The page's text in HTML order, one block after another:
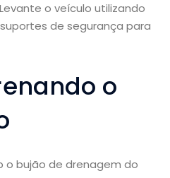
o veículo utilizando
de segurança para
o
o bujão de drenagem do